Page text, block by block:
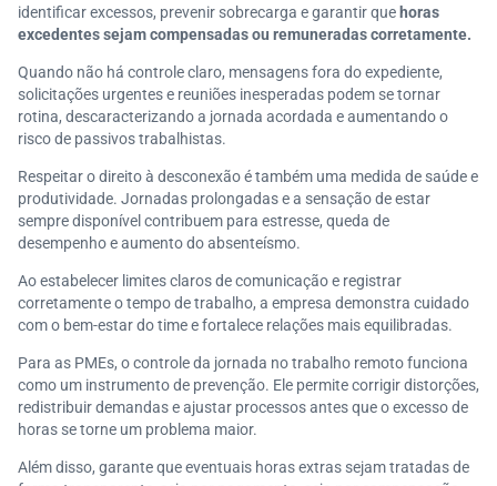
identificar excessos, prevenir sobrecarga e garantir quehoras
excedentes sejam compensadas ou remuneradas corretamente.
Quando não há controle claro, mensagens fora do expediente,
solicitações urgentes e reuniões inesperadas podem se tornar
rotina, descaracterizando a jornada acordada e aumentando o
risco de passivos trabalhistas.
Respeitar o direito à desconexão é também uma medida de saúde e
produtividade. Jornadas prolongadas e a sensação de estar
sempre disponível contribuem para estresse, queda de
desempenho e aumento do absenteísmo.
Ao estabelecer limites claros de comunicação e registrar
corretamente o tempo de trabalho, a empresa demonstra cuidado
com o bem-estar do time e fortalece relações mais equilibradas.
Para as PMEs, o controle da jornada no trabalho remoto funciona
como um instrumento de prevenção. Ele permite corrigir distorções,
redistribuir demandas e ajustar processos antes que o excesso de
horas se torne um problema maior.
Além disso, garante que eventuais horas extras sejam tratadas de